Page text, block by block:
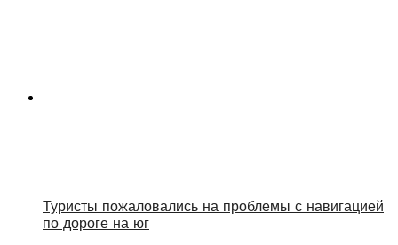
Туристы пожаловались на проблемы с навигацией
по дороге на юг